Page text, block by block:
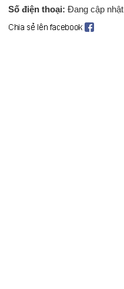
Số điện thoại: Đang cập nhật